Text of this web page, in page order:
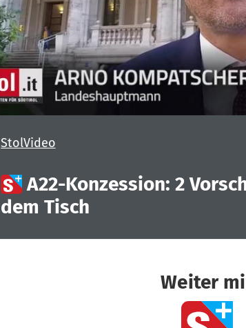
StolVideo
A22-Konzession: 2
dem Tisch